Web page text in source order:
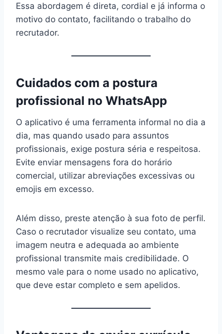
Essa abordagem é direta, cordial e já informa o
motivo do contato, facilitando o trabalho do
recrutador.
Cuidados com a postura
profissional no WhatsApp
O aplicativo é uma ferramenta informal no dia a
dia, mas quando usado para assuntos
profissionais, exige postura séria e respeitosa.
Evite enviar mensagens fora do horário
comercial, utilizar abreviações excessivas ou
emojis em excesso.
Além disso, preste atenção à sua foto de perfil.
Caso o recrutador visualize seu contato, uma
imagem neutra e adequada ao ambiente
profissional transmite mais credibilidade. O
mesmo vale para o nome usado no aplicativo,
que deve estar completo e sem apelidos.